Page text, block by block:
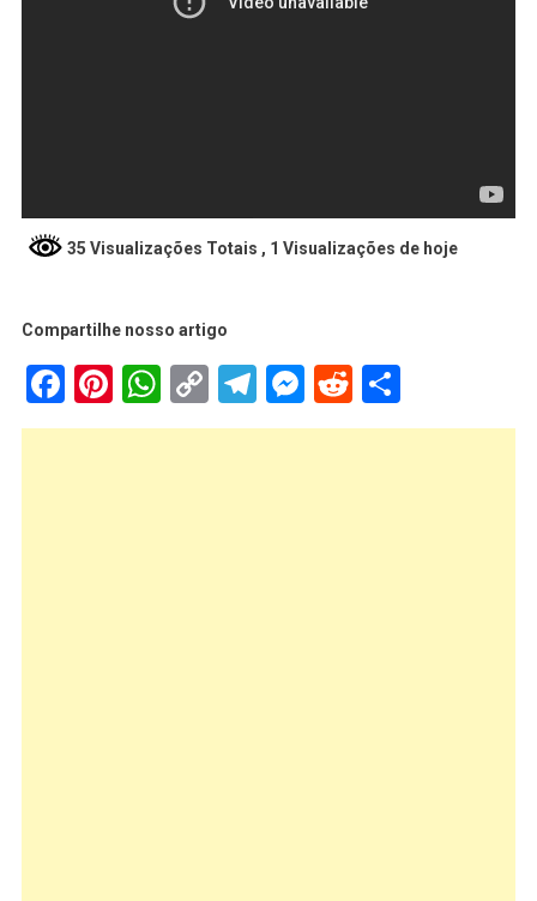
35 Visualizações Totais , 1 Visualizações de hoje
Compartilhe nosso artigo
Facebook
Pinterest
WhatsApp
Copy
Link
Telegram
Messenger
Reddit
Share